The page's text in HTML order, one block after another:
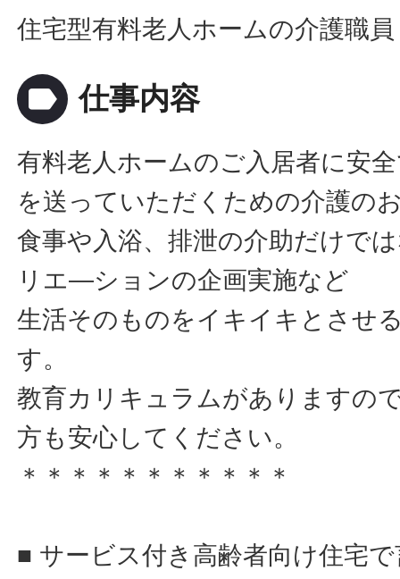
住宅型有料老人ホームの介護職員
label 仕事内容
有料老人ホームのご入居者に安
を送っていただくための介護の
食事や入浴、排泄の介助だけで
リエ―ションの企画実施など
生活そのものをイキイキとさせ
す。
教育カリキュラムがありますの
方も安心してください。
＊＊＊＊＊＊＊＊＊＊＊
■ サービス付き高齢者向け住宅